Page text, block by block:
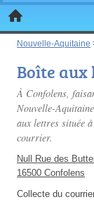
Nouvelle-Aquitaine
Boîte aux
À Confolens,
Nouvelle-
aux lettres située
courrier.
Null Rue des
16500 Confolens
Collecte du